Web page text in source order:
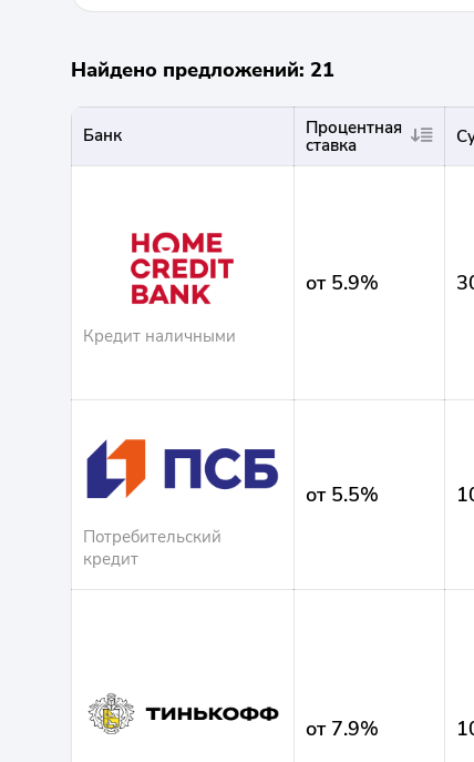
Найдено предложений: 21
Банк
Процентная
ставка
Кредит наличными
от 5.9%
Потребительский
кредит
от 5.5%
от 7.9%